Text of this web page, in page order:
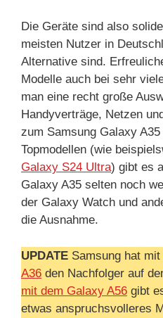
Die Geräte sind also
meisten Nutzer in
Alternative sind.
Modelle auch bei sehr
man eine recht große
Handyverträge, Netzen
zum Samsung Galaxy
Topmodellen (wie
Galaxy S24 Ultra) gibt es
Galaxy A35 selten noch
der Galaxy Watch und
die Ausnahme.
UPDATE Samsung hat
A36 den Nachfolger auf
mit dem Galaxy A56 gibt
etwas anspruchsvolleres